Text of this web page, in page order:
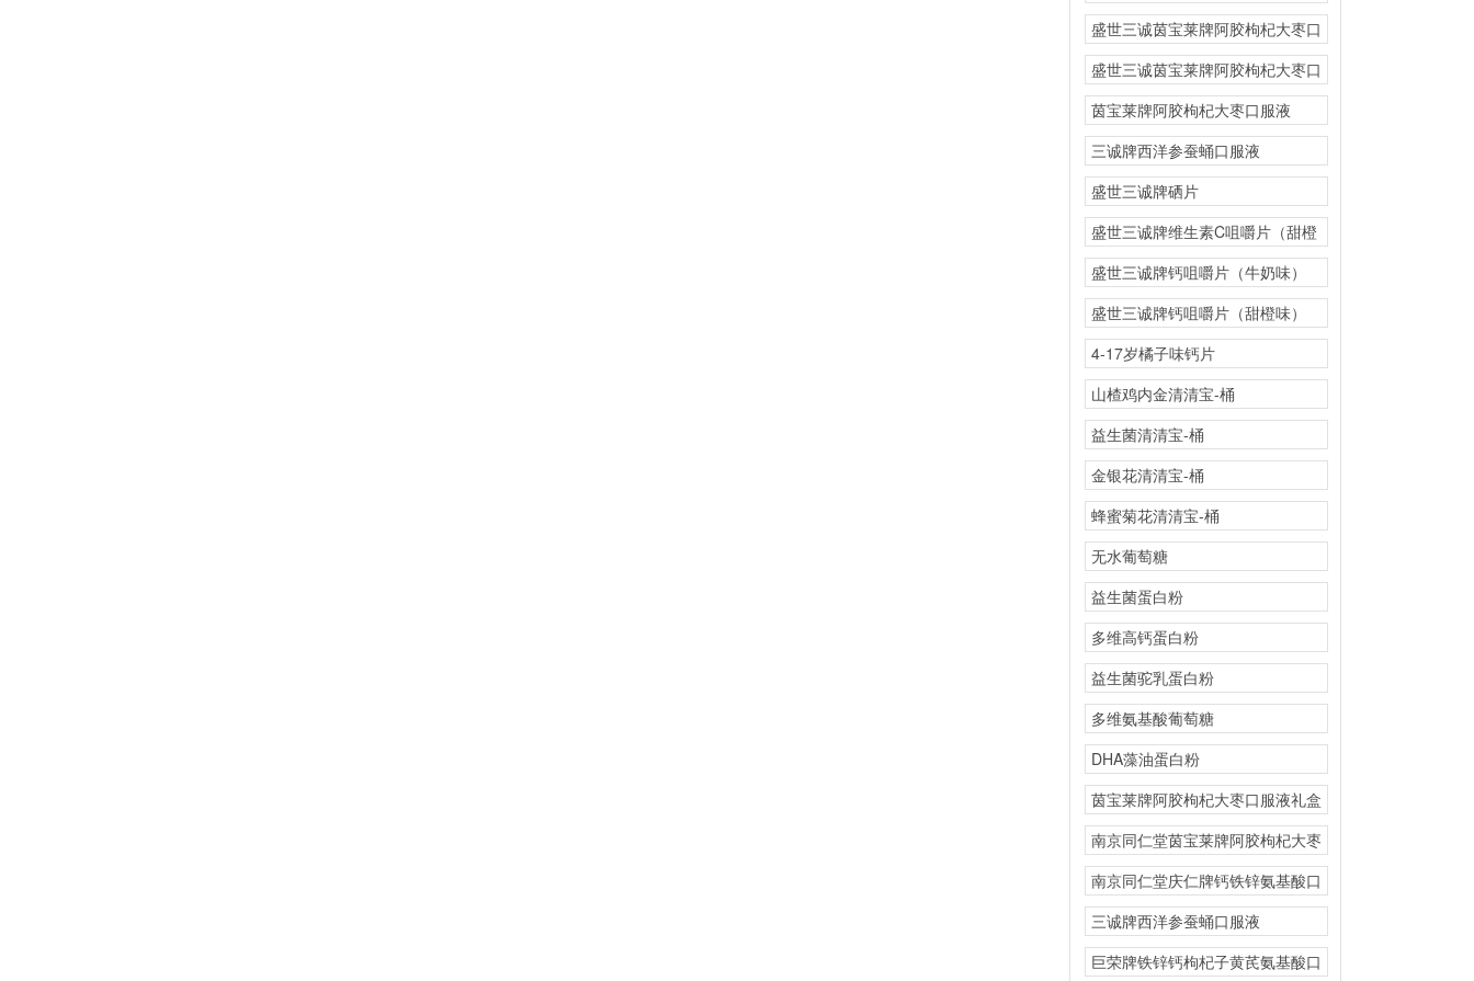
橙味）
盛世三诚茵宝莱牌阿胶枸杞大枣口
盛世三诚茵宝莱牌阿胶枸杞大枣口
茵宝莱牌阿胶枸杞大枣口服液
三诚牌西洋参蚕蛹口服液
盛世三诚牌硒片
盛世三诚牌维生素C咀嚼片（甜橙
味）
盛世三诚牌钙咀嚼片（牛奶味）
盛世三诚牌钙咀嚼片（甜橙味）
4-17岁橘子味钙片
山楂鸡内金清清宝-桶
益生菌清清宝-桶
金银花清清宝-桶
蜂蜜菊花清清宝-桶
无水葡萄糖
益生菌蛋白粉
多维高钙蛋白粉
益生菌驼乳蛋白粉
多维氨基酸葡萄糖
DHA藻油蛋白粉
茵宝莱牌阿胶枸杞大枣口服液礼盒
南京同仁堂茵宝莱牌阿胶枸杞大枣
南京同仁堂庆仁牌钙铁锌氨基酸口
三诚牌西洋参蚕蛹口服液
巨荣牌铁锌钙枸杞子黄芪氨基酸口